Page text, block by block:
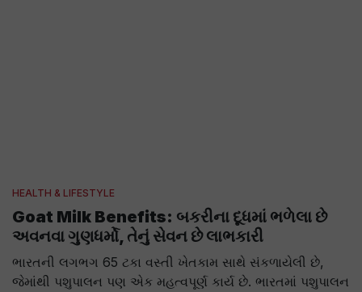
HEALTH & LIFESTYLE
Goat Milk Benefits: બકરીના દૂધમાં ભળેલા છે
અવનવા ગુણધર્મો, તેનું સેવન છે લાભકારી
ભારતની લગભગ 65 ટકા વસ્તી ખેતકામ સાથે સંકળાયેલી છે,
જેમાંથી પશુપાલન પણ એક મહત્વપૂર્ણ કાર્ય છે. ભારતમાં પશુપાલન